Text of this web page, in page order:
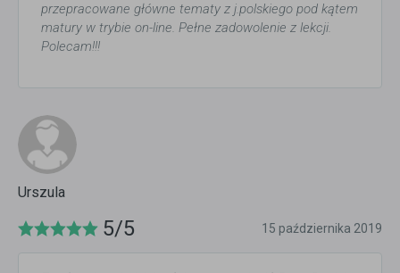
przepracowane główne tematy z j.polskiego pod kątem
matury w trybie on-line. Pełne zadowolenie z lekcji.
Polecam!!!
Urszula
5/5 15 października 2019